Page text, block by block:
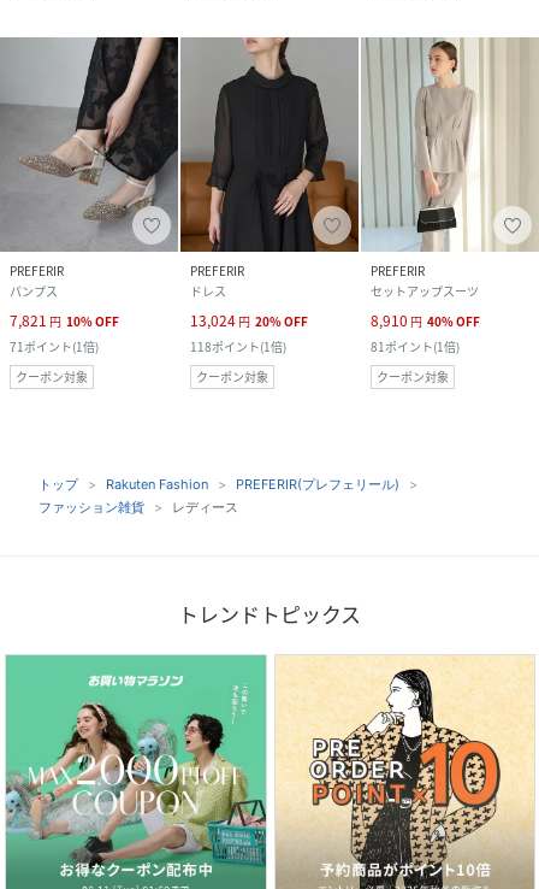
PREFERIR
パンプス
7,821 円 10%OFF
71ポイント(1倍)
クーポン対象
PREFERIR
ドレス
13,024 円 20%OFF
118ポイント(1倍)
クーポン対象
PREFERIR
セットアップスーツ
8,910 円 40%OFF
81ポイント(1倍)
クーポン対象
トップ Rakuten Fashion
PREFERIR(プレフェリール)
ファッション雑貨
レディース
トレンドトピックス